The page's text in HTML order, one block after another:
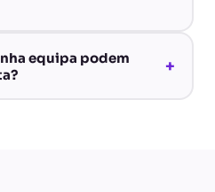
equipa podem
+